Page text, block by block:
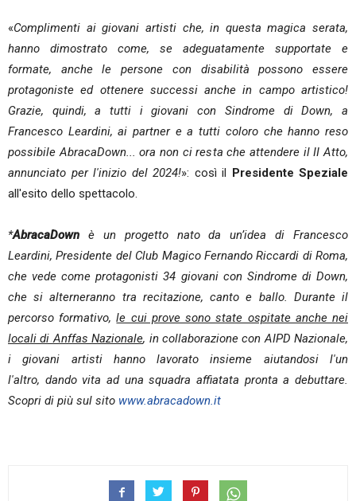
«Complimenti ai giovani artisti che, in questa magica serata,
hanno dimostrato come, se adeguatamente supportate e
formate, anche le persone con disabilità possono essere
protagoniste ed ottenere successi anche in campo artistico!
Grazie, quindi, a tutti i giovani con Sindrome di Down, a
Francesco Leardini, ai partner e a tutti coloro che hanno reso
possibile AbracaDown... ora non ci resta che attendere il II Atto,
annunciato per l'inizio del 2024!»: così il Presidente Speziale
all'esito dello spettacolo.
*AbracaDown è un progetto nato da un’idea di Francesco
Leardini, Presidente del Club Magico Fernando Riccardi di Roma,
che vede come protagonisti 34 giovani con Sindrome di Down,
che si alterneranno tra recitazione, canto e ballo. Durante il
percorso formativo,le cui prove sono state ospitate anche nei
locali di Anffas Nazionale, in collaborazione con AIPD Nazionale,
i giovani artisti hanno lavorato insieme aiutandosi l'un
l'altro, dando vita ad una squadra affiatata pronta a debuttare.
Scopri di più sul sito www.abracadown.it